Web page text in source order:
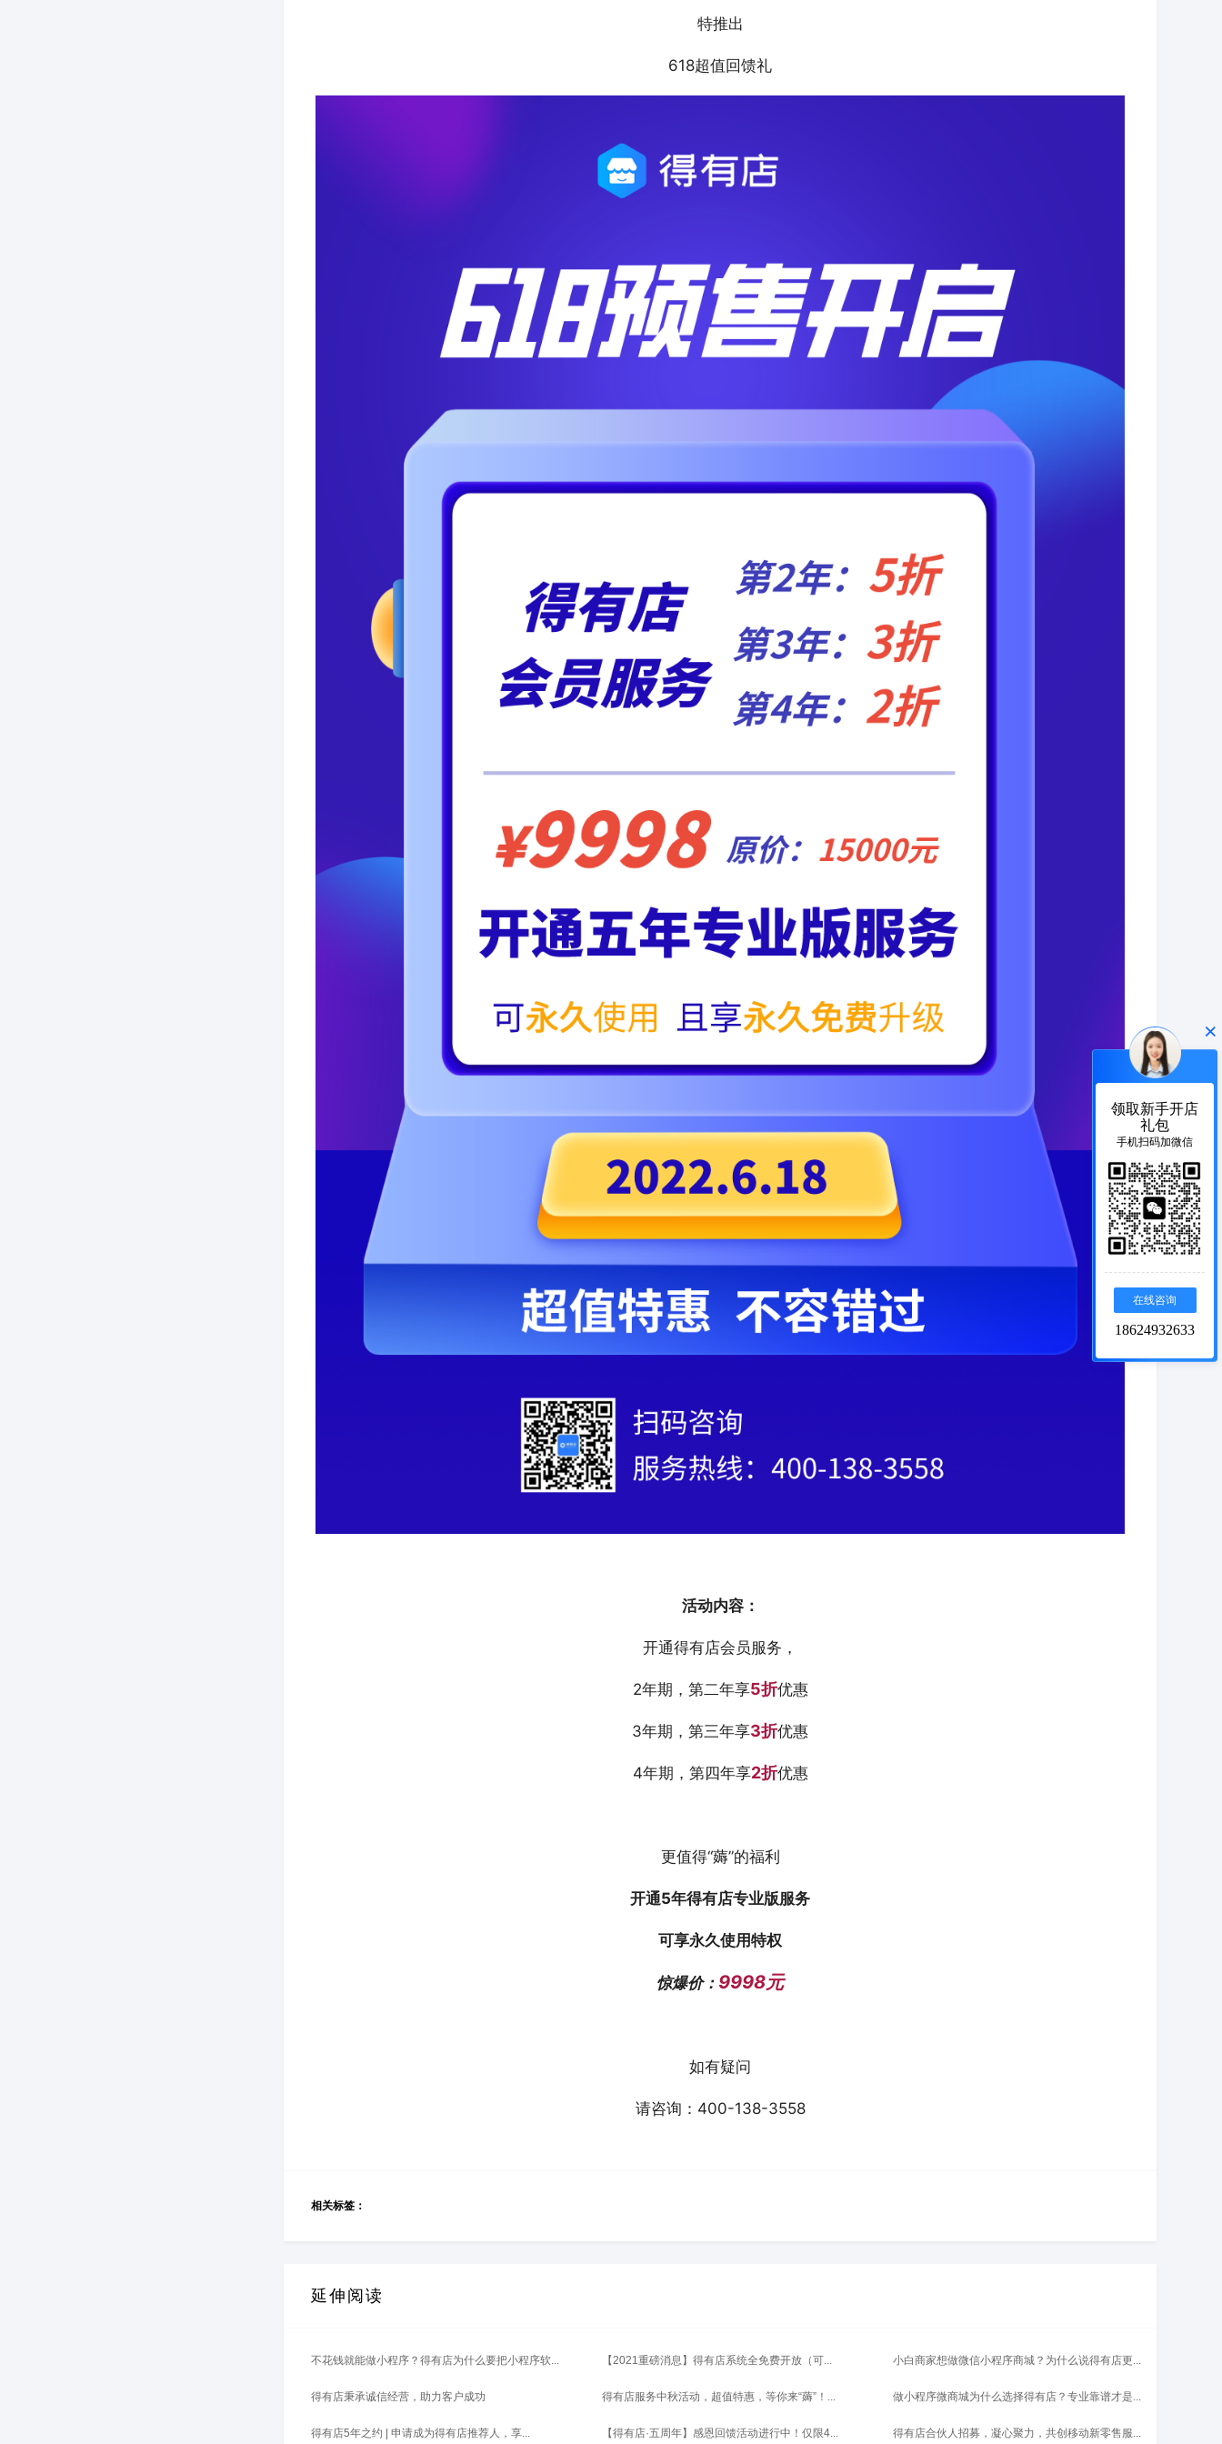
特推出
618超值回馈礼
活动内容：
开通得有店会员服务，
2年期，第二年享5折优惠
3年期，第三年享3折优惠
4年期，第四年享2折优惠
更值得“薅”的福利
开通5年得有店专业版服务
可享永久使用特权
惊爆价： 9998元
如有疑问
请咨询：400-138-3558
相关标签：
延伸阅读
不花钱就能做小程序？得有店为什么要把小程序软... 【2021重磅消息】得有店系统全免费开放（可... 小白商家想做微信小程序商城？为什么说得有店更...
得有店秉承诚信经营，助力客户成功 得有店服务中秋活动，超值特惠，等你来“薅”！... 做小程序微商城为什么选择得有店？专业靠谱才是...
得有店5年之约 | 申请成为得有店推荐人，享... 【得有店·五周年】感恩回馈活动进行中！仅限4... 得有店合伙人招募，凝心聚力，共创移动新零售服...
×
领取新手开店
礼包
手机扫码加微信
在线咨询
18624932633